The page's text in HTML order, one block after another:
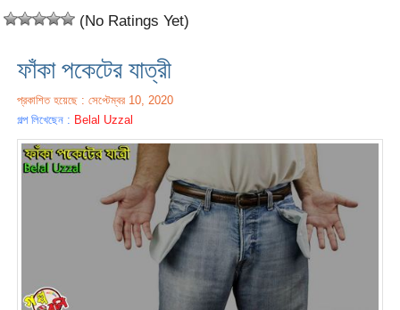
(No Ratings Yet)
ফাঁকা পকেটের যাত্রী
প্রকাশিত হয়েছে : সেপ্টেম্বর 10, 2020
গল্প লিখেছেন : Belal Uzzal